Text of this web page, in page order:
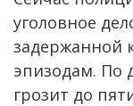
уголовное
задержанной
эпизодам. По
грозит до